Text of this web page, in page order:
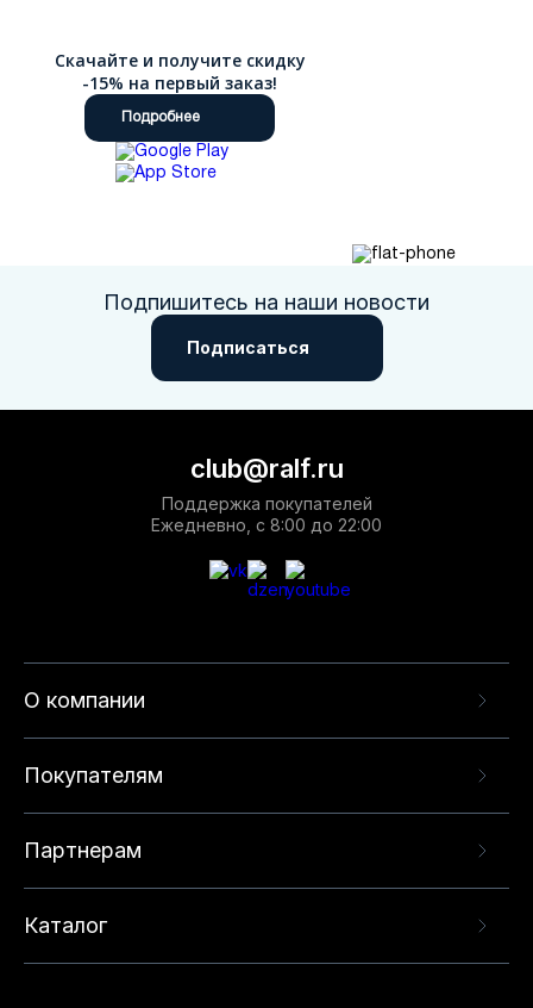
Скачайте и получите скидку
-15% на первый заказ!
Подробнее
Подпишитесь на наши новости
Подписаться
О компании
Покупателям
Партнерам
Каталог
club@ralf.ru
Поддержка покупателей
Ежедневно, с 8:00 до 22:00